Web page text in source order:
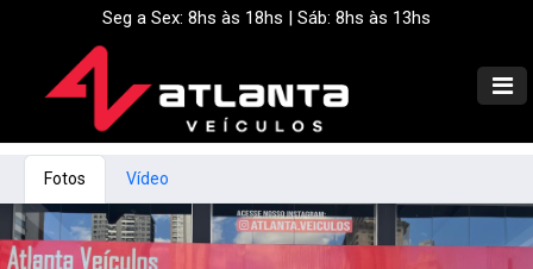
Seg a Sex: 8hs às 18hs | Sáb: 8hs às 13hs
Fotos Vídeo